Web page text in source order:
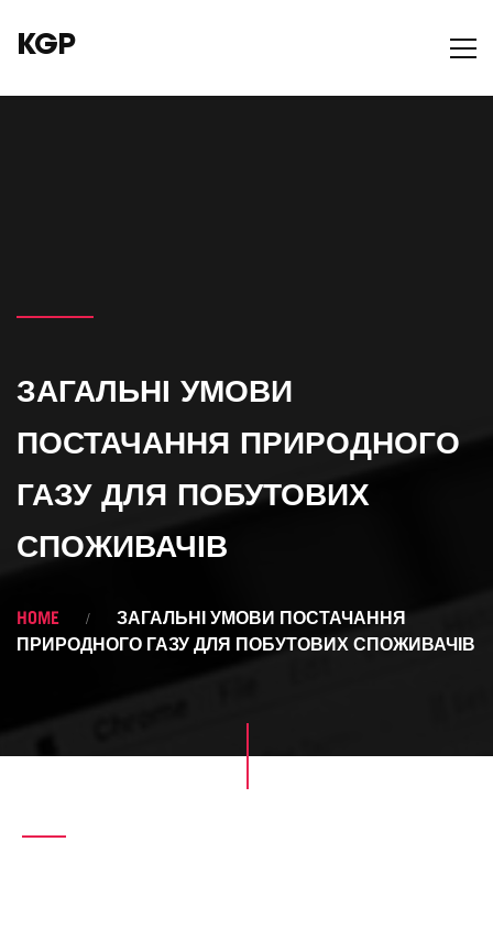
KGP
ЗАГАЛЬНІ УМОВИ
ПОСТАЧАННЯ ПРИРОДНОГО
ГАЗУ ДЛЯ ПОБУТОВИХ
СПОЖИВАЧІВ
HOME
ЗАГАЛЬНІ УМОВИ ПОСТАЧАННЯ
ПРИРОДНОГО ГАЗУ ДЛЯ ПОБУТОВИХ СПОЖИВАЧІВ